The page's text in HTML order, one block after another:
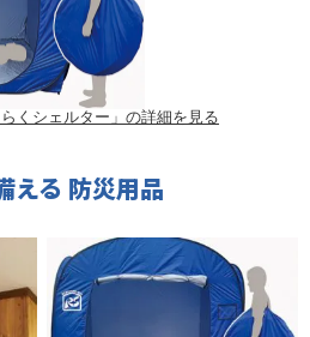
くシェルター」の詳細を見る
える 防災用品